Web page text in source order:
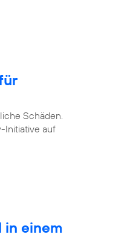
Schäden.
Initiative auf
in einem